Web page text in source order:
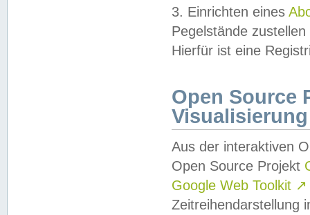
3. Einrichten eines
Pegelstände
Hierfür ist eine
Open Source
Visualisierung
Aus der interaktiven
Open Source Projekt
Google Web Toolkit ↗
Zeitreihendarstellung